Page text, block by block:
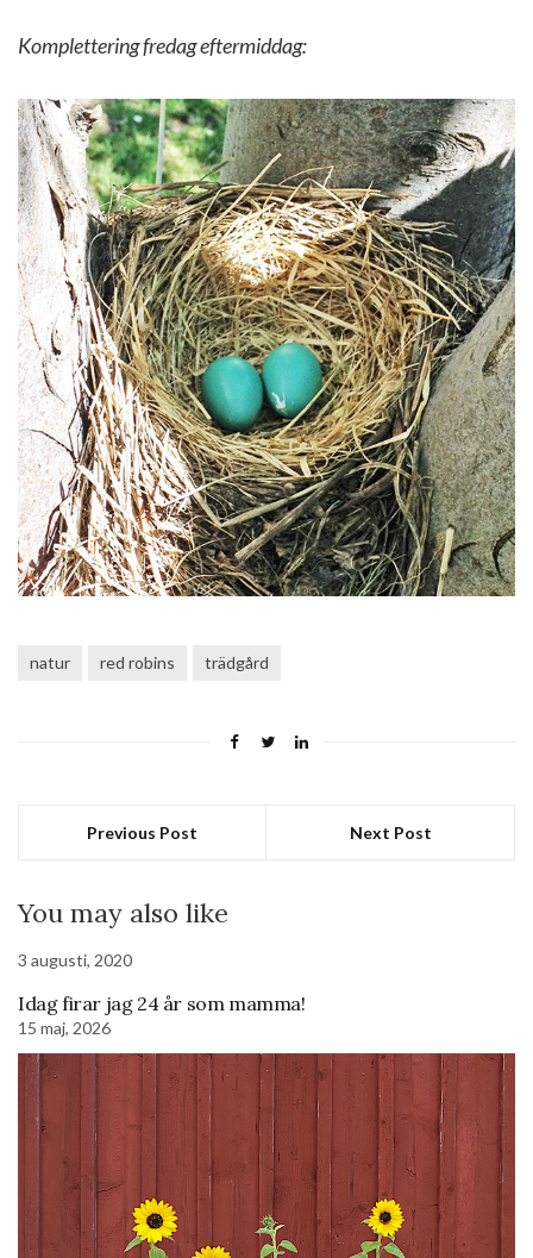
Komplettering fredag eftermiddag:
natur red robins trädgård
Previous Post Next Post
You may also like
3 augusti, 2020
Idag firar jag 24 år som mamma!
15 maj, 2026